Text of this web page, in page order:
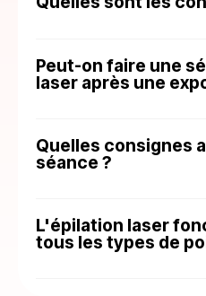
Peut-on faire une
laser après une
Quelles consignes
séance ?
L'épilation laser
tous les types de